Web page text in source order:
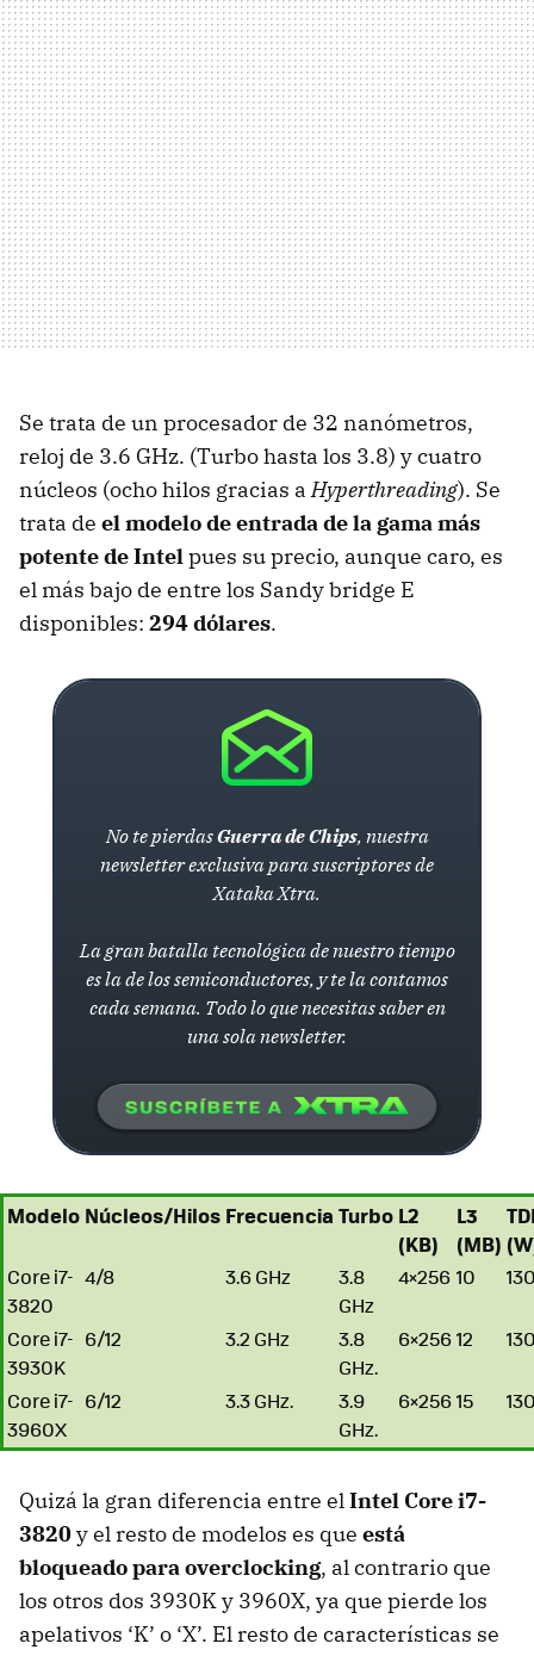
Se trata de un procesador de 32 nanómetros,
reloj de 3.6 GHz. (Turbo hasta los 3.8) y cuatro
núcleos (ocho hilos gracias aHyperthreading). Se
trata de el modelo de entrada de la gama más
potente de Intelpues su precio, aunque caro, es
el más bajo de entre los Sandy bridge E
disponibles: 294 dólares.
No te pierdasGuerra de Chips, nuestra
newsletter exclusiva para suscriptores de
Xataka Xtra.
La gran batalla tecnológica de nuestro tiempo
es la de los semiconductores, y te la contamos
cada semana. Todo lo que necesitas saber en
una sola newsletter.
Modelo Núcleos/Hilos Frecuencia Turbo L2
(KB)
L3
(MB)
Core i7-
3820
4/8 3.6 GHz
3.8
GHz
4×256 10
Core i7-
3930K
6/12 3.2 GHz
3.8
GHz.
6×25612
Core i7-
3960X
6/12 3.3 GHz.
3.9
GHz.
6×25615
Quizá la gran diferencia entre elIntel Core i7-
3820y el resto de modelos es que está
bloqueado para overclocking, al contrario que
los otros dos 3930K y 3960X, ya que pierde los
apelativos ‘K’ o ‘X’. El resto de características se